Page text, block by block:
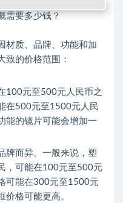
需要多少钱？
材质、品牌、功能和加
致的价格范围：
100元至500元人民币之
在500元至1500元人民
能的镜片可能会增加一
牌而异。一般来说，塑
，可能在100元至500元
可能在300元至1500元
价格可能更高。